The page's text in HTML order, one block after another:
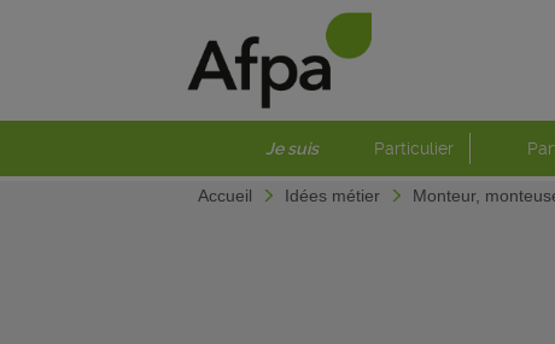
Je suis Particulier
Accueil Idées métier Monteur,